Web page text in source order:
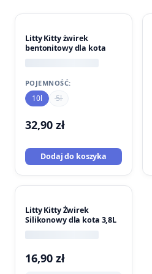
Litty Kitty żwirek
bentonitowy dla kota
POJEMNOŚĆ:
10l 5l
32,90 zł
Dodaj do koszyka
Litty Kitty Żwirek
Silikonowy dla kota 3,8L
16,90 zł